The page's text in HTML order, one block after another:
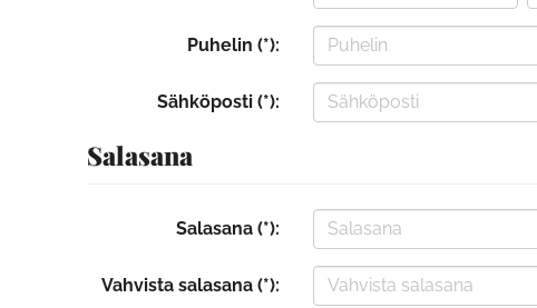
Puhelin (*):
Sähköposti (*):
Salasana
Salasana (*):
Vahvista salasana (*):